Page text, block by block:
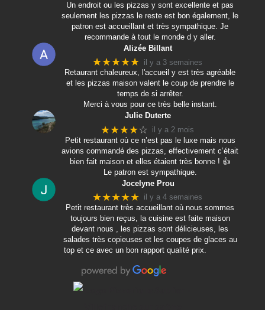
Un endroit ou les pizzas y sont excellente et pas
seulement les pizzas le reste est bon également, le
patron est accueillant et très sympathique. Je
recommande à tout le monde d y aller.
Alizée Billant
★★★★★ il y a 3 semaines
Retaurant chaleureux, l'accueil y est très agréable
et les pizzas maison valent le coup de prendre le
temps de si arrêter.
Merci à vous pour ce très belle instant.
Julie Duterte
★★★★☆ il y a 2 mois
Petit restaurant où ce n’est pas le luxe mais nous
avions commandé des pizzas, effectivement c’était
bien fait maison et elles étaient très bonne ! 👍
Le patron est sympathique.
Jocelyne Prou
★★★★★ il y a 4 semaines
Petit restaurant très accueillant où nous sommes
toujours bien reçus, la cuisine est faite maison
devant nous , les pizzas sont délicieuses, les
salades très copieuses et les coupes de glaces au
top et ce avec un bon rapport qualité prix.